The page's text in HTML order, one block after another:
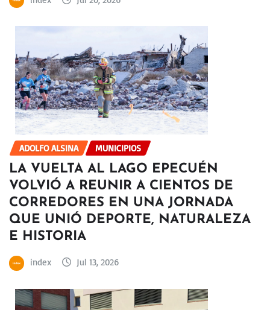
ADOLFO ALSINA MUNICIPIOS
LA VUELTA AL LAGO EPECUÉN
VOLVIÓ A REUNIR A CIENTOS DE
CORREDORES EN UNA JORNADA
QUE UNIÓ DEPORTE, NATURALEZA
E HISTORIA
index Jul 13, 2026